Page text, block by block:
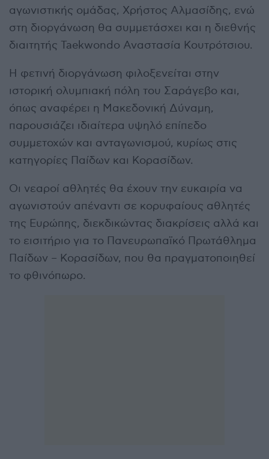
αγωνιστικής ομάδας, Χρήστος Αλμασίδης, ενώ
στη διοργάνωση θα συμμετάσχει και η διεθνής
διαιτητής Taekwondo Αναστασία Κουτρότσιου.
Η φετινή διοργάνωση φιλοξενείται στην
ιστορική ολυμπιακή πόλη του Σαράγεβο και,
όπως αναφέρει η Μακεδονική Δύναμη,
παρουσιάζει ιδιαίτερα υψηλό επίπεδο
συμμετοχών και ανταγωνισμού, κυρίως στις
κατηγορίες Παίδων και Κορασίδων.
Οι νεαροί αθλητές θα έχουν την ευκαιρία να
αγωνιστούν απέναντι σε κορυφαίους αθλητές
της Ευρώπης, διεκδικώντας διακρίσεις αλλά και
το εισιτήριο για το Πανευρωπαϊκό Πρωτάθλημα
Παίδων – Κορασίδων, που θα πραγματοποιηθεί
το φθινόπωρο.